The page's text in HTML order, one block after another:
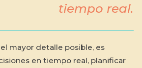
tiempo real.
mayor detalle posible, es
en tiempo real, planificar